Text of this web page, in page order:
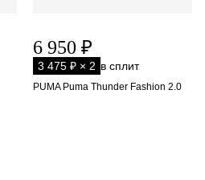
6 950 ₽
3 475 ₽ × 2 в сплит
PUMA Puma Thunder Fashion 2.0